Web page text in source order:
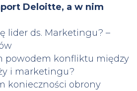
Deloitte, a w nim
lider ds. Marketingu? –
powodem konfliktu między
i marketingu?
konieczności obrony